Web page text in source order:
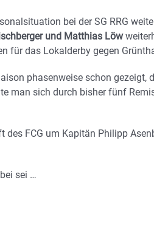
bei der SG RRG
und Matthias Löw
für das Lokalderby gegen
phasenweise schon
man sich durch bisher fünf
FCG um Kapitän Philipp
sei …